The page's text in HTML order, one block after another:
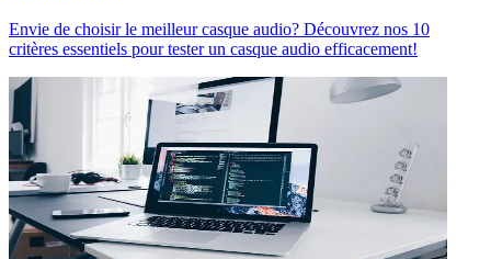
Envie de choisir le meilleur casque audio? Découvrez nos 10
critères essentiels pour tester un casque audio efficacement!